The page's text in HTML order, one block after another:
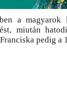
a
miután
pedig a